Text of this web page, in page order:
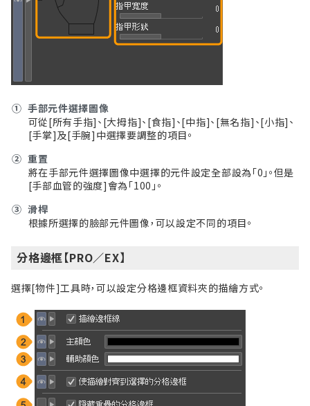
① 手部元件選擇圖像
可從[所有手指]、[大拇指]、[食指]、[中指]、[無名指]、[小指]、
[手掌]及[手腕]中選擇要調整的項目。
② 重置
將在手部元件選擇圖像中選擇的元件設定全部設為「0」。但是
[手部血管的強度]會為「100」。
③ 滑桿
根據所選擇的臉部元件圖像，可以設定不同的項目。
分格邊框【PRO／EX】
選擇[物件]工具時，可以設定分格邊框資料夾的描繪方式。